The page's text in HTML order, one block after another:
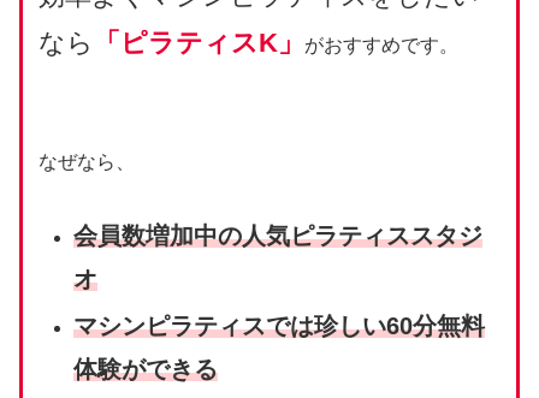
なら
「ピラティスK」 がおすすめです。
なぜなら、
会員数増加中の人気ピラティススタジ
オ
マシンピラティスでは珍しい60分無料
体験ができる